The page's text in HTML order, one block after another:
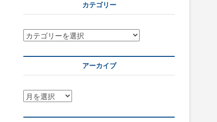
カテゴリー
カ
テ
ゴ
ー
アーカイブ
ア
ー
カ